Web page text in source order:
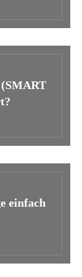
einfach